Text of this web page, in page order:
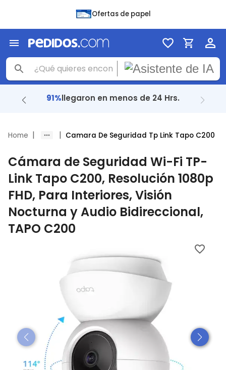
Ofertas de papel
91%llegaron en menos de 24 Hrs.
Home | | Camara De Seguridad Tp Link Tapo C200
Cámara de Seguridad Wi-Fi TP-
Link Tapo C200, Resolución 1080p
FHD, Para Interiores, Visión
Nocturna y Audio Bidireccional,
TAPO C200